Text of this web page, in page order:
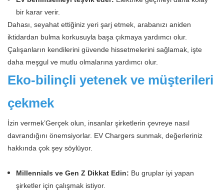
bir karar verir.
Dahası, seyahat ettiğiniz yeri şarj etmek, arabanızı aniden
iktidardan bulma korkusuyla başa çıkmaya yardımcı olur.
Çalışanların kendilerini güvende hissetmelerini sağlamak, işte
daha meşgul ve mutlu olmalarına yardımcı olur.
Eko-bilinçli yetenek ve müşterileri
çekmek
İzin vermek’Gerçek olun, insanlar şirketlerin çevreye nasıl
davrandığını önemsiyorlar. EV Chargers sunmak, değerleriniz
hakkında çok şey söylüyor.
Millennials ve Gen Z Dikkat Edin: Bu gruplar iyi yapan
şirketler için çalışmak istiyor.